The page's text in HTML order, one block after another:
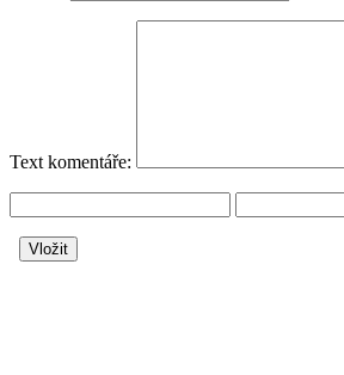
Text komentáře: